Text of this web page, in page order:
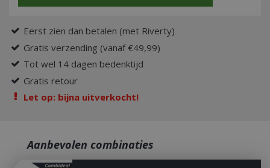
Eerst zien dan betalen (met Riverty)
Gratis verzending (vanaf €49,99)
Tot wel 14 dagen bedenktijd
Gratis retour
Let op: bijna uitverkocht!
Aanbevolen combinaties